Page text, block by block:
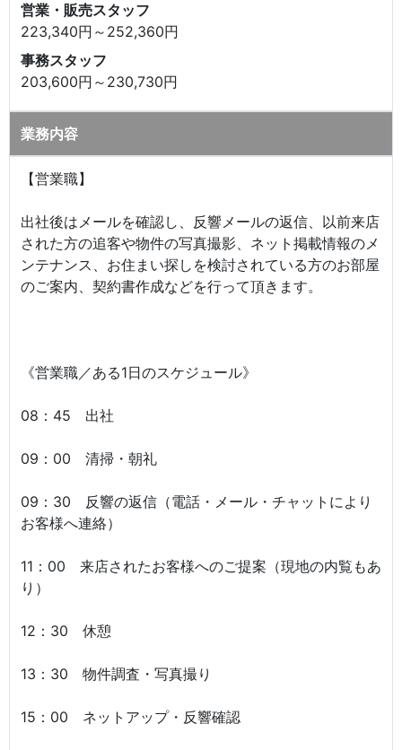
営業・販売スタッフ
223,340円～252,360円
事務スタッフ
203,600円～230,730円
業務内容
【営業職】
出社後はメールを確認し、反響メールの返信、以前来店
された方の追客や物件の写真撮影、ネット掲載情報のメ
ンテナンス、お住まい探しを検討されている方のお部屋
のご案内、契約書作成などを行って頂きます。
《営業職／ある1日のスケジュール》
08：45 出社
09：00 清掃・朝礼
09：30 反響の返信（電話・メール・チャットにより
お客様へ連絡）
11：00 来店されたお客様へのご提案（現地の内覧もあ
り）
12：30 休憩
13：30 物件調査・写真撮り
15：00 ネットアップ・反響確認